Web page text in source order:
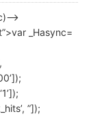
_Hasync=
”]);